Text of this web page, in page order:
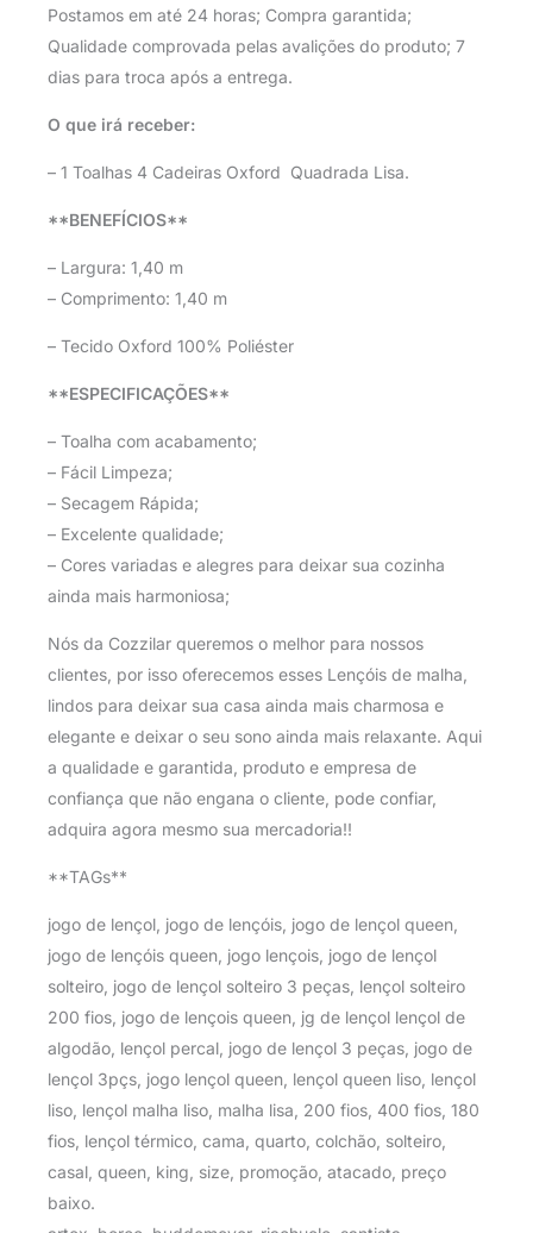
Postamos em até 24 horas; Compra garantida;
Qualidade comprovada pelas avalições do produto; 7
dias para troca após a entrega.
O que irá receber:
– 1 Toalhas 4 Cadeiras Oxford Quadrada Lisa.
**BENEFÍCIOS**
– Largura: 1,40 m
– Comprimento: 1,40 m
– Tecido Oxford 100% Poliéster
**ESPECIFICAÇÕES**
– Toalha com acabamento;
– Fácil Limpeza;
– Secagem Rápida;
– Excelente qualidade;
– Cores variadas e alegres para deixar sua cozinha
ainda mais harmoniosa;
Nós da Cozzilar queremos o melhor para nossos
clientes, por isso oferecemos esses Lençóis de malha,
lindos para deixar sua casa ainda mais charmosa e
elegante e deixar o seu sono ainda mais relaxante. Aqui
a qualidade e garantida, produto e empresa de
confiança que não engana o cliente, pode confiar,
adquira agora mesmo sua mercadoria!!
**TAGs**
jogo de lençol, jogo de lençóis, jogo de lençol queen,
jogo de lençóis queen, jogo lençois, jogo de lençol
solteiro, jogo de lençol solteiro 3 peças, lençol solteiro
200 fios, jogo de lençois queen, jg de lençol lençol de
algodão, lençol percal, jogo de lençol 3 peças, jogo de
lençol 3pçs, jogo lençol queen, lençol queen liso, lençol
liso, lençol malha liso, malha lisa, 200 fios, 400 fios, 180
fios, lençol térmico, cama, quarto, colchão, solteiro,
casal, queen, king, size, promoção, atacado, preço
baixo.